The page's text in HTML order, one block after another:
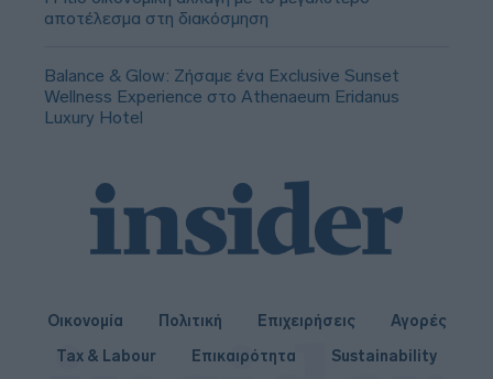
αποτέλεσμα στη διακόσμηση
Balance & Glow: Ζήσαμε ένα Exclusive Sunset
Wellness Experience στο Athenaeum Eridanus
Luxury Hotel
Οικονομία Πολιτική Επιχειρήσεις
Αγορές
Tax & Labour
Επικαιρότητα Sustainability